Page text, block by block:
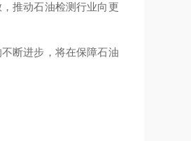
推动石油检测行业向更
断进步，将在保障石油